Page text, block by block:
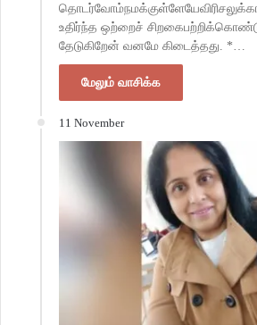
உதிர்ந்த ஒற்றைச்
தேடுகிறேன் வனமே கிடைத்தது. *…
மேலும் வாசிக்க
11 November